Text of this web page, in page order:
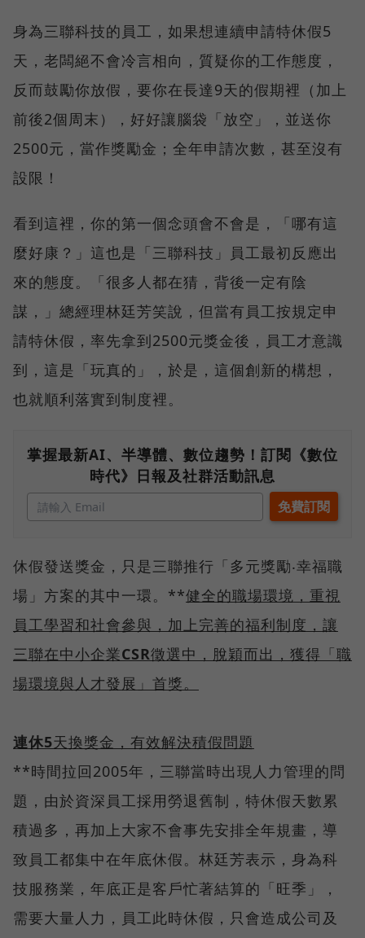
身為三聯科技的員工，如果想連續申請特休假5
天，老闆絕不會冷言相向，質疑你的工作態度，
反而鼓勵你放假，要你在長達9天的假期裡（加上
前後2個周末），好好讓腦袋「放空」，並送你
2500元，當作獎勵金；全年申請次數，甚至沒有
設限！
看到這裡，你的第一個念頭會不會是，「哪有這
麼好康？」這也是「三聯科技」員工最初反應出
來的態度。「很多人都在猜，背後一定有陰
謀，」總經理林廷芳笑說，但當有員工按規定申
請特休假，率先拿到2500元獎金後，員工才意識
到，這是「玩真的」，於是，這個創新的構想，
也就順利落實到制度裡。
掌握最新AI、半導體、數位趨勢！訂閱《數位
時代》日報及社群活動訊息
休假發送獎金，只是三聯推行「多元獎勵‧幸福職
場」方案的其中一環。**健全的職場環境，重視
員工學習和社會參與，加上完善的福利制度，讓
三聯在中小企業CSR徵選中，脫穎而出，獲得「職
場環境與人才發展」首獎。
連休5天換獎金，有效解決積假問題
**時間拉回2005年，三聯當時出現人力管理的問
題，由於資深員工採用勞退舊制，特休假天數累
積過多，再加上大家不會事先安排全年規畫，導
致員工都集中在年底休假。林廷芳表示，身為科
技服務業，年底正是客戶忙著結算的「旺季」，
需要大量人力，員工此時休假，只會造成公司及